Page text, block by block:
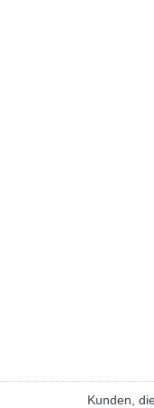
Kunden,